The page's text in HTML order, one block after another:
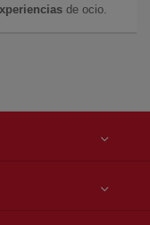
de ocio.